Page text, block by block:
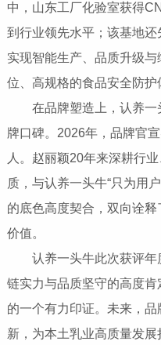
中，山东工厂化验室获得
到行业领先水平；该基地还
实现智能生产、品质升级
位、高规格的食品安全防护
在品牌塑造上，认养
牌口碑。2026年，品牌官
人。赵丽颖20年来深耕行
质，与认养一头牛“只为用
的底色高度契合，双向诠
价值。
认养一头牛此次获评
链实力与品质坚守的高度
的一个有力印证。未来，
新，为本土乳业高质量发展